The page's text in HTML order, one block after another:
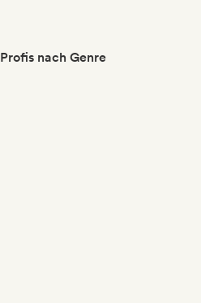
nach Genre